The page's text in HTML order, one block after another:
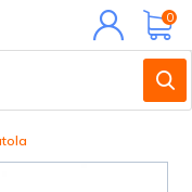
Minha
conta
0